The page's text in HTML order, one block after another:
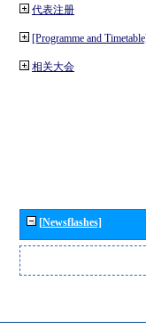
代表注册
[Programme and
相关大会
[Newsflashes]